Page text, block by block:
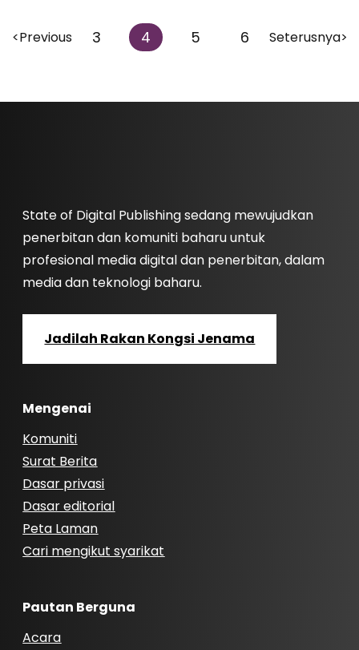
<Previous 3 4 5 6 Seterusnya>
State of Digital Publishing sedang mewujudkan
penerbitan dan komuniti baharu untuk
profesional media digital dan penerbitan, dalam
media dan teknologi baharu.
Jadilah Rakan Kongsi Jenama
Mengenai
Komuniti
Surat Berita
Dasar privasi
Dasar editorial
Peta Laman
Cari mengikut syarikat
Pautan Berguna
Acara